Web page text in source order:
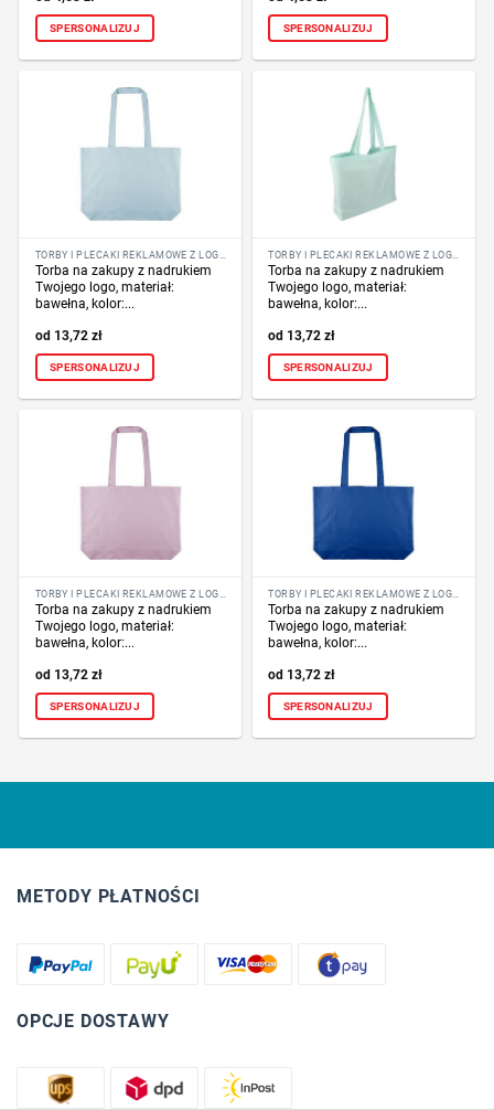
SPERSONALIZUJ SPERSONALIZUJ
Torba na zakupy z nadrukiem
Twojego logo, materiał:
bawełna, kolor:...
13,72 zł
SPERSONALIZUJ
Torba na zakupy z nadrukiem
Twojego logo, materiał:
bawełna, kolor:...
13,72zł
SPERSONALIZUJ
Torba na zakupy z nadrukiem
Twojego logo, materiał:
bawełna, kolor:...
13,72 zł
SPERSONALIZUJ
Torba na zakupy z nadrukiem
Twojego logo, materiał:
bawełna, kolor:...
13,72zł
SPERSONALIZUJ
METODY PŁATNOŚCI
OPCJE DOSTAWY